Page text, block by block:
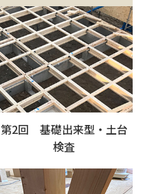
第2回 基礎出来型・土台
検査